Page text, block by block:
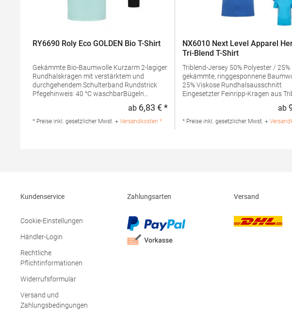
RY6690 Roly Eco GOLDEN Bio T-Shirt
Gekämmte Bio-Baumwolle Kurzarm 2-lagiger
Rundhalskragen mit verstärktem und
durchgehendem Schulterband Rundstrick
Pfegehinweis: 40 °C waschbarBügeln
g/m²)Materialzusammensetzung: 100%
Baumwolle (Heather Grey: 85% Baumwolle /
Regulärer Preis:
ab 6,83 € *
* Preise inkl. gesetzlicher Mwst. + Versandkosten *
NX6010 Next Level Apparel
Tri-Blend T-Shirt
Triblend-Jersey 50% Polyester / 25%
gekämmte, ringgesponnene
25% Viskose Rundhalsausschnitt
Eingesetzter Feinripp-Kragen aus
g/m²Materialzusammensetzung:
Polyester / 25% Baumwolle / 25%
ab
* Preise inkl. gesetzlicher Mwst. +
Kundenservice
Cookie-Einstellungen
Händler-Login
Rechtliche
Pflichtinformationen
Widerrufsformular
Versand und
Zahlungsbedingungen
Zahlungsarten Versand